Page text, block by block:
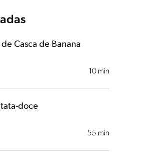
10 min
Casca de Banana
55 min
doce